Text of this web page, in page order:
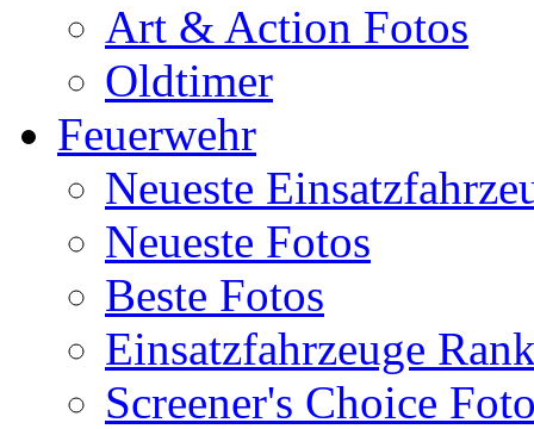
Art & Action Fotos
Oldtimer
Feuerwehr
Neueste
Neueste Fotos
Beste Fotos
Einsatzfahrzeuge
Screener's Choice